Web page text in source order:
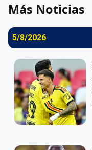
Más Noticias
5/8/2026